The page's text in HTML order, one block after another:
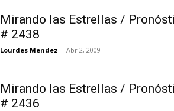
Mirando las Estrellas /
# 2438
Lourdes Mendez - Abr 2, 2009
Mirando las Estrellas /
# 2436